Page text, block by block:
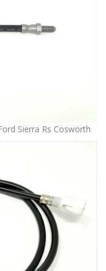
Sierra Rs Cosworth